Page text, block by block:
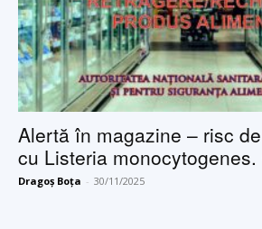
Alertă în magazine – risc
cu Listeria monocytogenes.
Dragoș Boța - 30/11/2025